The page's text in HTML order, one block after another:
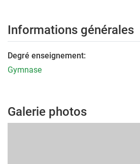
Informations générales
Degré enseignement:
Gymnase
Galerie photos